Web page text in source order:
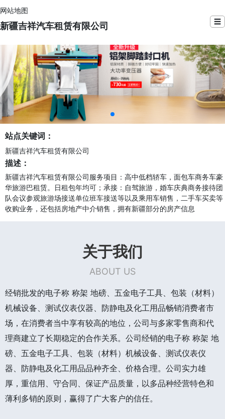
网站地图
新疆吉祥汽车租赁有限公司 ☰
站点关键词：
新疆吉祥汽车租赁有限公司
描述：
新疆吉祥汽车租赁有限公司服务项目：高中低档轿车，面包车商务车豪
华旅游巴租赁。日租包年均可；承接：自驾旅游，婚车庆典商务接待团
队会议参观旅游场接送单位班车接送等以及乘用车销售，二手车买卖等
收购业务，还包括房地产中介销售，拥有新疆部分的房产信息
关于我们
ABOUT US
经销批发的电子称 称架 地磅、五金电子工具、包装（材料）
机械设备、测试仪表仪器、防静电及化工用品畅销消费者市
场，在消费者当中享有较高的地位，公司与多家零售商和代
理商建立了长期稳定的合作关系。公司经销的电子称 称架 地
磅、五金电子工具、包装（材料）机械设备、测试仪表仪
器、防静电及化工用品品种齐全、价格合理。公司实力雄
厚，重信用、守合同、保证产品质量，以多品种经营特色和
薄利多销的原则，赢得了广大客户的信任。